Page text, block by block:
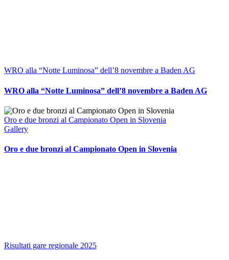
WRO alla “Notte Luminosa” dell’8 novembre a Baden AG
WRO alla “Notte Luminosa” dell’8 novembre a Baden AG
Oro e due bronzi al Campionato Open in Slovenia
Gallery
Oro e due bronzi al Campionato Open in Slovenia
Risultati gare regionale 2025